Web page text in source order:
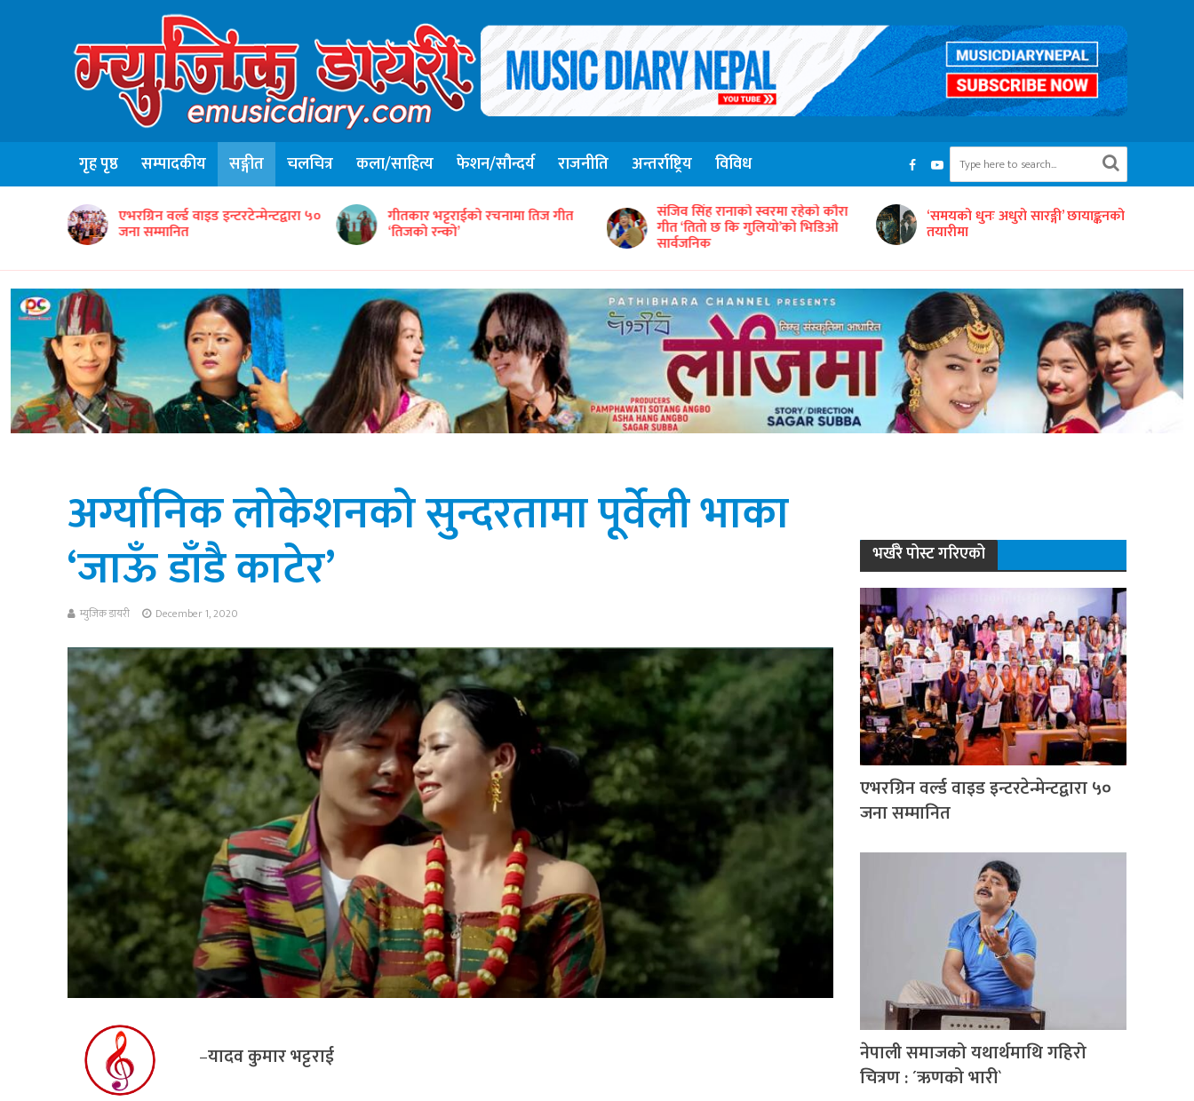
गृह पृष्ठ सम्पादकीय सङ्गीत चलचित्र कला/साहित्य फेशन/सौन्दर्य राजनीति अन्तर्राष्ट्रिय विविध
एभरग्रिन वर्ल्ड वाइड इन्टरटेन्मेन्टद्वारा ५०
जना सम्मानित
गीतकार भट्टराईको रचनामा तिज गीत
‘तिजको रन्को’
संजिव सिंह रानाको स्वरमा रहेको कौरा
गीत ‘तितो छ कि गुलियो’को भिडिओ
सार्वजनिक
‘समयको धुनः अधुरो सारङ्गी’ छायाङ्कनको
तयारीमा
अर्ग्यानिक लोकेशनको सुन्दरतामा पूर्वेली भाका
‘जाऊँ डाँडै काटेर’
म्युजिक डायरी December 1, 2020
–यादव कुमार भट्टराई
भर्खरै पोस्ट गरिएको
एभरग्रिन वर्ल्ड वाइड इन्टरटेन्मेन्टद्वारा ५०
जना सम्मानित
नेपाली समाजको यथार्थमाथि गहिरो
चित्रण : ´ऋणको भारी`